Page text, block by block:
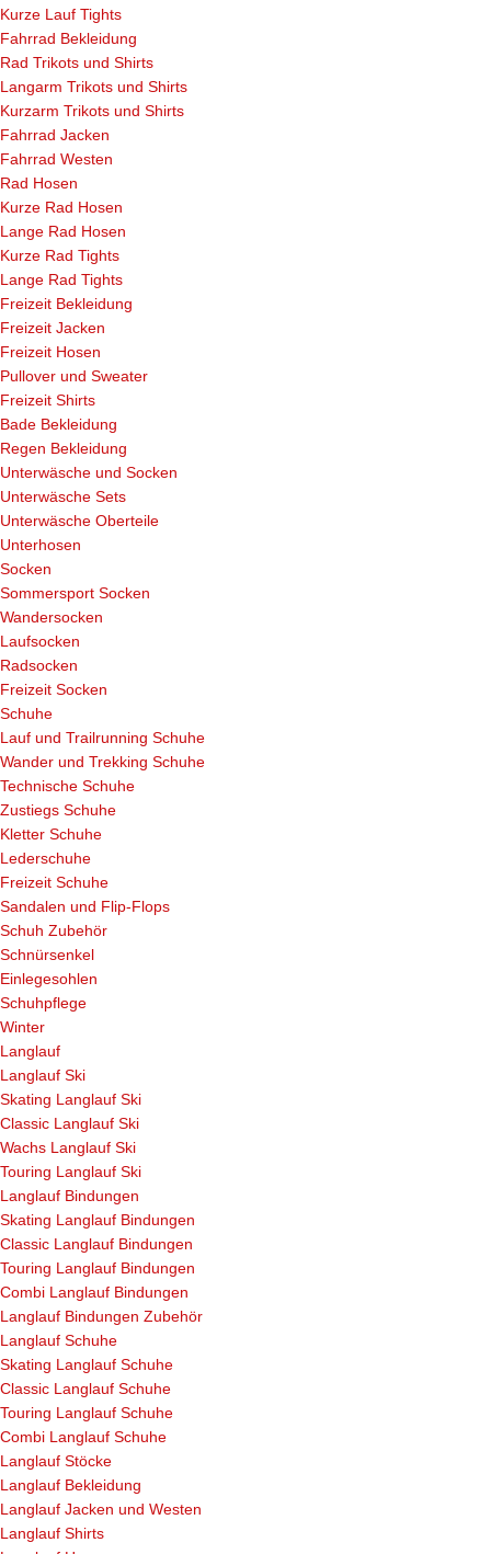
Kurze Lauf Tights
Fahrrad Bekleidung
Rad Trikots und Shirts
Langarm Trikots und Shirts
Kurzarm Trikots und Shirts
Fahrrad Jacken
Fahrrad Westen
Rad Hosen
Kurze Rad Hosen
Lange Rad Hosen
Kurze Rad Tights
Lange Rad Tights
Freizeit Bekleidung
Freizeit Jacken
Freizeit Hosen
Pullover und Sweater
Freizeit Shirts
Bade Bekleidung
Regen Bekleidung
Unterwäsche und Socken
Unterwäsche Sets
Unterwäsche Oberteile
Unterhosen
Socken
Sommersport Socken
Wandersocken
Laufsocken
Radsocken
Freizeit Socken
Schuhe
Lauf und Trailrunning Schuhe
Wander und Trekking Schuhe
Technische Schuhe
Zustiegs Schuhe
Kletter Schuhe
Lederschuhe
Freizeit Schuhe
Sandalen und Flip-Flops
Schuh Zubehör
Schnürsenkel
Einlegesohlen
Schuhpflege
Winter
Langlauf
Langlauf Ski
Skating Langlauf Ski
Classic Langlauf Ski
Wachs Langlauf Ski
Touring Langlauf Ski
Langlauf Bindungen
Skating Langlauf Bindungen
Classic Langlauf Bindungen
Touring Langlauf Bindungen
Combi Langlauf Bindungen
Langlauf Bindungen Zubehör
Langlauf Schuhe
Skating Langlauf Schuhe
Classic Langlauf Schuhe
Touring Langlauf Schuhe
Combi Langlauf Schuhe
Langlauf Stöcke
Langlauf Bekleidung
Langlauf Jacken und Westen
Langlauf Shirts